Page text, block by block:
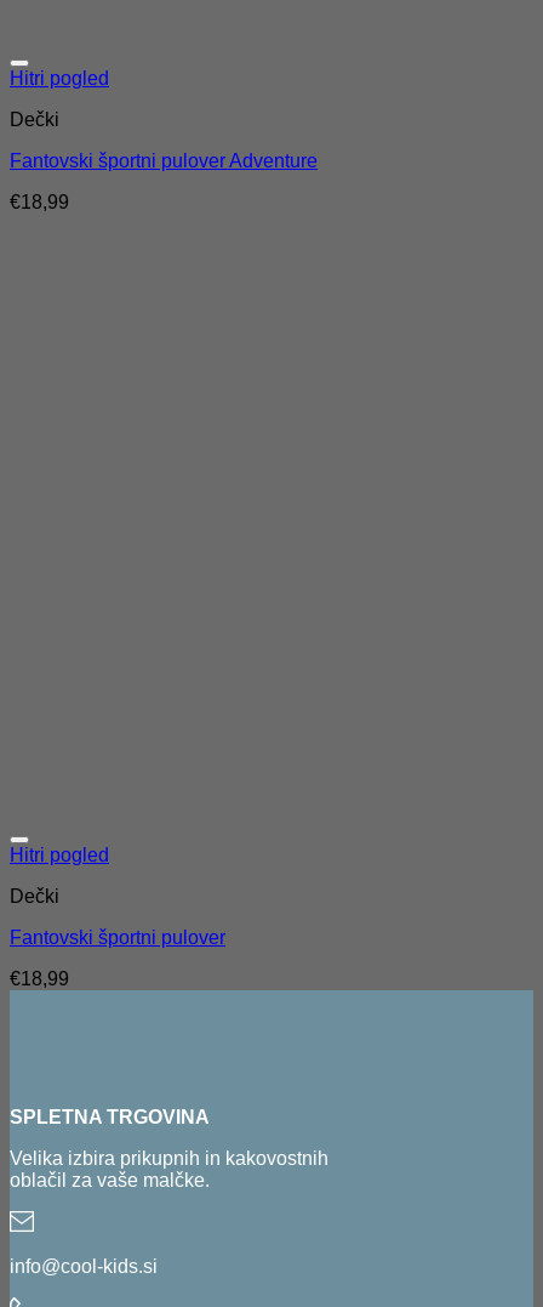
Hitri pogled
Dečki
Fantovski športni pulover Adventure
€18,99
Hitri pogled
Dečki
Fantovski športni pulover
€18,99
SPLETNA TRGOVINA
Velika izbira prikupnih in kakovostnih
oblačil za vaše malčke.
info@cool-kids.si